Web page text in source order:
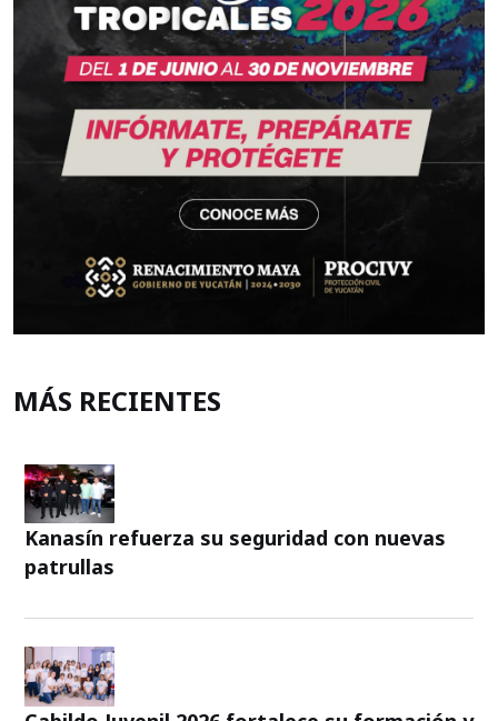
MÁS RECIENTES
Kanasín refuerza su seguridad con nuevas
patrullas